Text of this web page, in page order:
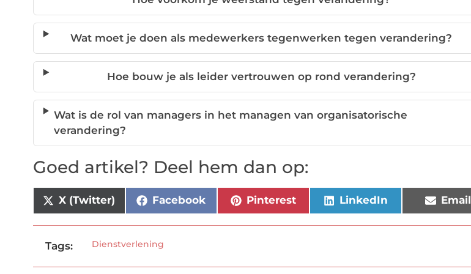
Wat moet je doen als medewerkers tegenwerken tegen verandering?
Hoe bouw je als leider vertrouwen op rond verandering?
Wat is de rol van managers in het managen van organisatorische
verandering?
Goed artikel? Deel hem dan op:
X (Twitter) Facebook Pinterest LinkedIn Email
Tags: Dienstverlening